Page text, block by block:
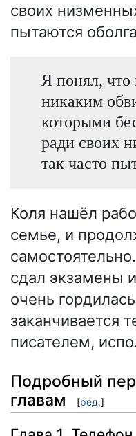
своих
пытаются
Я понял, что
никаким
которыми
ради своих
так часто
Коля нашёл
семье, и
сдал экзамены
очень
заканчивается
писателем,
Подробный
главам
[ред.]